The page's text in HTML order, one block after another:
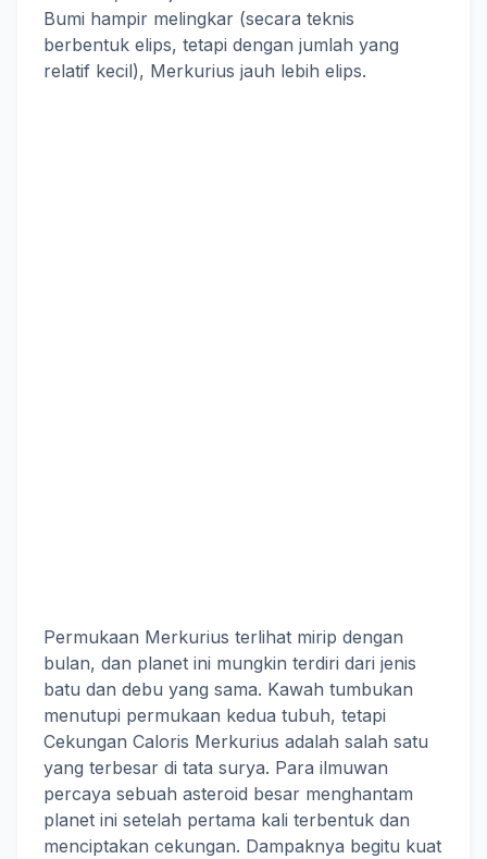
Bumi hampir melingkar (secara teknis
berbentuk elips, tetapi dengan jumlah yang
relatif kecil), Merkurius jauh lebih elips.
Permukaan Merkurius terlihat mirip dengan
bulan, dan planet ini mungkin terdiri dari jenis
batu dan debu yang sama. Kawah tumbukan
menutupi permukaan kedua tubuh, tetapi
Cekungan Caloris Merkurius adalah salah satu
yang terbesar di tata surya. Para ilmuwan
percaya sebuah asteroid besar menghantam
planet ini setelah pertama kali terbentuk dan
menciptakan cekungan. Dampaknya begitu kuat